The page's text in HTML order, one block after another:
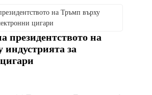
президентството на
за